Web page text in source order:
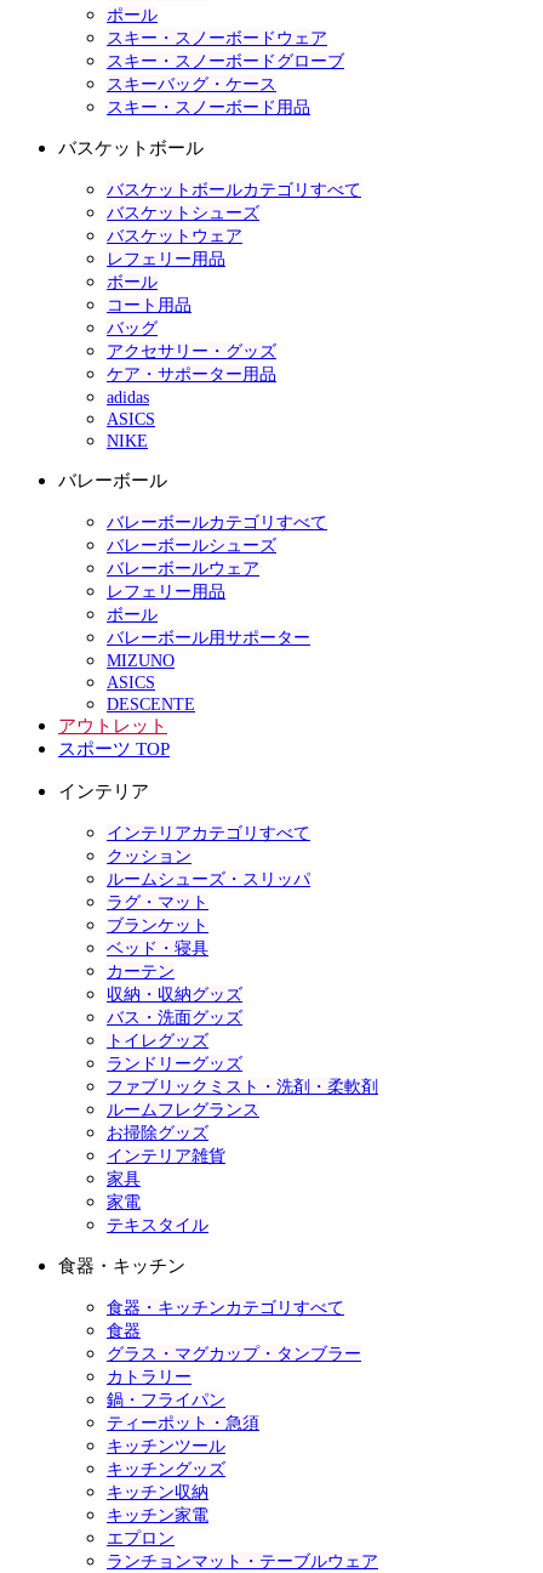
ポール
スキー・スノーボードウェア
スキー・スノーボードグローブ
スキーバッグ・ケース
スキー・スノーボード用品
バスケットボール
バスケットボールカテゴリすべて
バスケットシューズ
バスケットウェア
レフェリー用品
ボール
コート用品
バッグ
アクセサリー・グッズ
ケア・サポーター用品
adidas
ASICS
NIKE
バレーボール
バレーボールカテゴリすべて
バレーボールシューズ
バレーボールウェア
レフェリー用品
ボール
バレーボール用サポーター
MIZUNO
ASICS
DESCENTE
アウトレット
スポーツ TOP
インテリア
インテリアカテゴリすべて
クッション
ルームシューズ・スリッパ
ラグ・マット
ブランケット
ベッド・寝具
カーテン
収納・収納グッズ
バス・洗面グッズ
トイレグッズ
ランドリーグッズ
ファブリックミスト・洗剤・柔軟剤
ルームフレグランス
お掃除グッズ
インテリア雑貨
家具
家電
テキスタイル
食器・キッチン
食器・キッチンカテゴリすべて
食器
グラス・マグカップ・タンブラー
カトラリー
鍋・フライパン
ティーポット・急須
キッチンツール
キッチングッズ
キッチン収納
キッチン家電
エプロン
ランチョンマット・テーブルウェア